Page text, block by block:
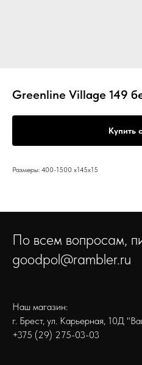
Greenline Village 149
Купить
Размеры: 400-1500 x145x15
По всем вопросам,
goodpol@rambler.ru
Наш магазин:
г. Брест, ул. Карьерная, 10Д
+375 (29) 275-03-03